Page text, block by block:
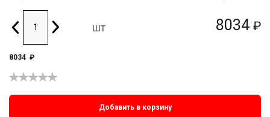
8034 ₽
шт
8034 ₽
Добавить в корзину